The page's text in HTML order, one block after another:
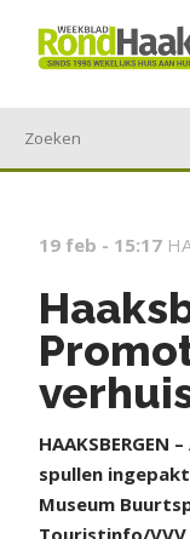
19 feb - 15:17
spullen
Museum
Touristinfo/